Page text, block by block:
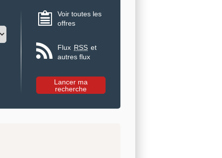
Voir toutes les
offres
Flux RSS et
autres flux